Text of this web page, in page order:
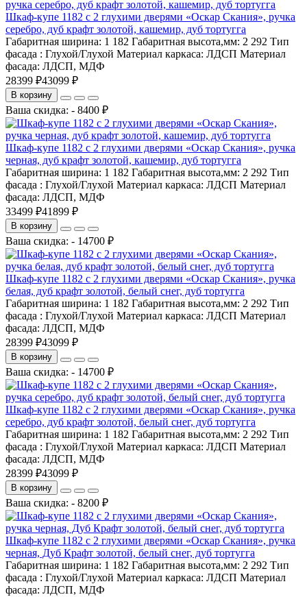
Шкаф-купе 1182 с 2 глухими дверями «Оскар Скания», ручка
серебро, дуб крафт золотой, кашемир, дуб тортугга
Габаритная ширина: 1 182 Габаритная высота,мм: 2 292 Тип
фасада : Глухой/Глухой Материал каркаса: ЛДСП Материал
фасада: ЛДСП, МДФ
28399 ₽43099 ₽
В корзину
Ваша скидка: - 8400 ₽
Шкаф-купе 1182 с 2 глухими дверями «Оскар Скания», ручка
черная, дуб крафт золотой, кашемир, дуб тортугга
Габаритная ширина: 1 182 Габаритная высота,мм: 2 292 Тип
фасада : Глухой/Глухой Материал каркаса: ЛДСП Материал
фасада: ЛДСП, МДФ
33499 ₽41899 ₽
В корзину
Ваша скидка: - 14700 ₽
Шкаф-купе 1182 с 2 глухими дверями «Оскар Скания», ручка
белая, дуб крафт золотой, белый снег, дуб тортугга
Габаритная ширина: 1 182 Габаритная высота,мм: 2 292 Тип
фасада : Глухой/Глухой Материал каркаса: ЛДСП Материал
фасада: ЛДСП, МДФ
28399 ₽43099 ₽
В корзину
Ваша скидка: - 14700 ₽
Шкаф-купе 1182 с 2 глухими дверями «Оскар Скания», ручка
серебро, дуб крафт золотой, белый снег, дуб тортугга
Габаритная ширина: 1 182 Габаритная высота,мм: 2 292 Тип
фасада : Глухой/Глухой Материал каркаса: ЛДСП Материал
фасада: ЛДСП, МДФ
28399 ₽43099 ₽
В корзину
Ваша скидка: - 8200 ₽
Шкаф-купе 1182 с 2 глухими дверями «Оскар Скания», ручка
черная, Дуб Крафт золотой, белый снег, дуб тортугга
Габаритная ширина: 1 182 Габаритная высота,мм: 2 292 Тип
фасада : Глухой/Глухой Материал каркаса: ЛДСП Материал
фасада: ЛДСП, МДФ